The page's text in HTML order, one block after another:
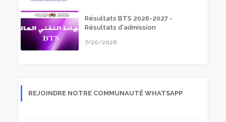
Résultats BTS 2026-2027 -
Résultats d'admission
7/20/2026
REJOINDRE NOTRE COMMUNAUTÉ WHATSAPP